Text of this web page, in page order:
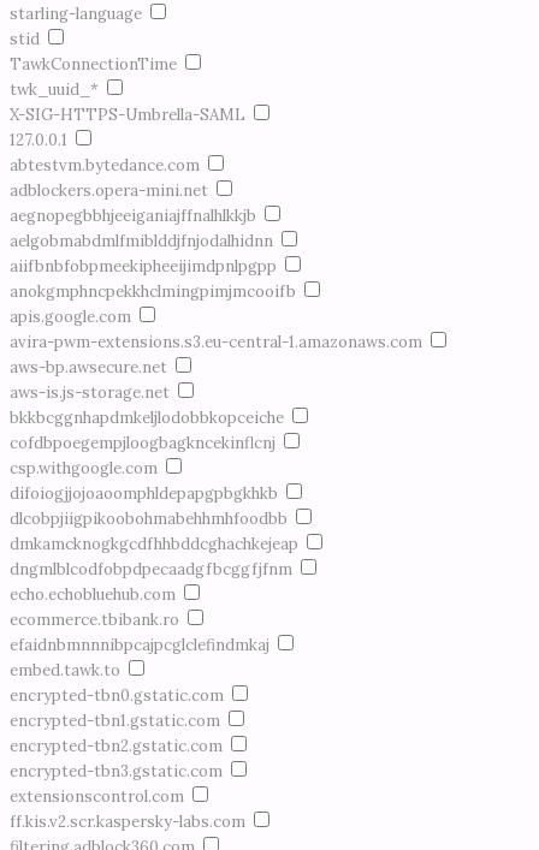
starling-language
stid
TawkConnectionTime
twk_uuid_*
X-SIG-HTTPS-Umbrella-SAML
127.0.0.1
abtestvm.bytedance.com
adblockers.opera-mini.net
aegnopegbbhjeeiganiajffnalhlkkjb
aelgobmabdmlfmiblddjfnjodalhidnn
aiifbnbfobpmeekipheeijimdpnlpgpp
anokgmphncpekkhclmingpimjmcooifb
apis.google.com
avira-pwm-extensions.s3.eu-central-1.amazonaws.com
aws-bp.awsecure.net
aws-is.js-storage.net
bkkbcggnhapdmkeljlodobbkopceiche
cofdbpoegempjloogbagkncekinflcnj
csp.withgoogle.com
difoiogjjojoaoomphldepapgpbgkhkb
dlcobpjiigpikoobohmabehhmhfoodbb
dmkamcknogkgcdfhhbddcghachkejeap
dngmlblcodfobpdpecaadgfbcggfjfnm
echo.echobluehub.com
ecommerce.tbibank.ro
efaidnbmnnnibpcajpcglclefindmkaj
embed.tawk.to
encrypted-tbn0.gstatic.com
encrypted-tbn1.gstatic.com
encrypted-tbn2.gstatic.com
encrypted-tbn3.gstatic.com
extensionscontrol.com
ff.kis.v2.scr.kaspersky-labs.com